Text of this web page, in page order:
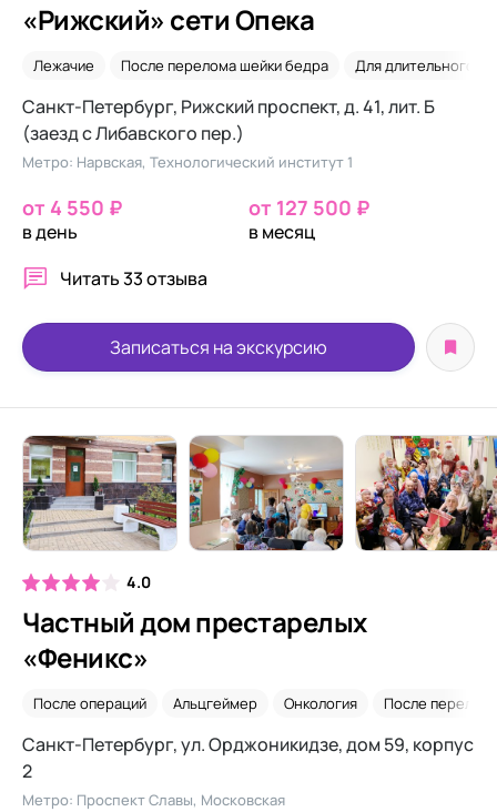
«Рижский» сети Опека
Лежачие После перелома шейки бедра Для длительного
Санкт-Петербург, Рижский проспект, д. 41, лит. Б
(заезд с Либавского пер.)
Метро: Нарвская, Технологический институт 1
от 4 550 ₽
в день
от 127 500 ₽
в месяц
Читать33 отзыва
Записаться на экскурсию
4.0
Частный дом престарелых
«Феникс»
После операций Альцгеймер Онкология После
Санкт-Петербург, ул. Орджоникидзе, дом 59, корпус
2
Метро: Проспект Славы, Московская